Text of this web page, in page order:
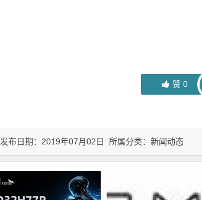
赞0
发布日期：2019年07月02日 所属分类： 新闻动态